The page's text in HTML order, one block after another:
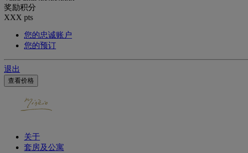
奖励积分
XXX pts
您的忠诚账户
您的预订
退出
查看价格
关于
套房及公寓